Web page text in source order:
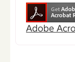
Adobe